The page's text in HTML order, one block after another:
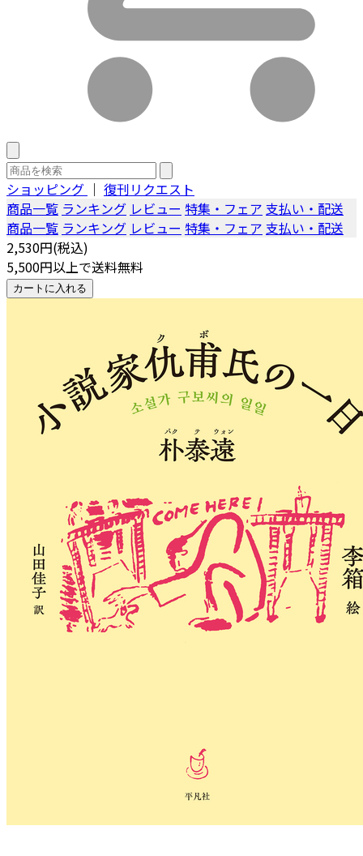
ショッピング ｜ 復刊リクエスト
商品一覧 ランキング レビュー 特集・フェア 支払い・配送
商品一覧 ランキング レビュー 特集・フェア 支払い・配送
2,530円(税込)
5,500円以上で送料無料
カートに入れる